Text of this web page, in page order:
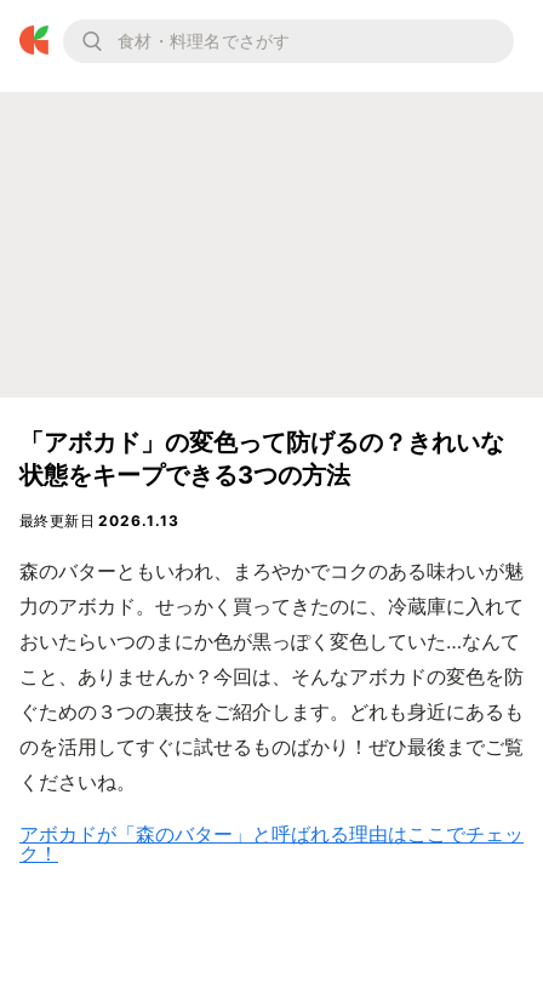
「アボカド」の変色って防げるの？きれいな
状態をキープできる3つの方法
最終更新日2026.1.13
森のバターともいわれ、まろやかでコクのある味わいが魅
力のアボカド。せっかく買ってきたのに、冷蔵庫に入れて
おいたらいつのまにか色が黒っぽく変色していた…なんて
こと、ありませんか？今回は、そんなアボカドの変色を防
ぐための３つの裏技をご紹介します。どれも身近にあるも
のを活用してすぐに試せるものばかり！ぜひ最後までご覧
くださいね。
アボカドが「森のバター」と呼ばれる理由はここでチェッ
ク！